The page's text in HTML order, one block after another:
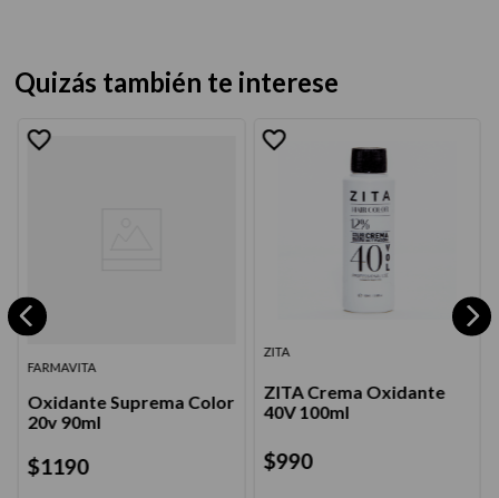
Quizás también te interese
FARMAVITA
Oxidante Suprema Color
20v 90ml
$1190
ZITA
ZITA Crema Oxidante
40V 100ml
$990